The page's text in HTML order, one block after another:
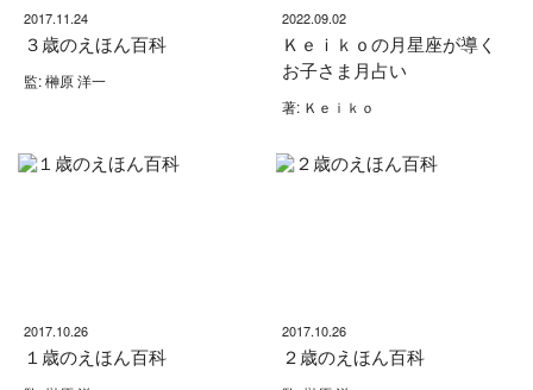
2017.11.24
３歳のえほん百科
監: 榊原 洋一
2022.09.02
Ｋｅｉｋｏの月星座が導く
お子さま月占い
著: Ｋｅｉｋｏ
2017.10.26
１歳のえほん百科
2017.10.26
２歳のえほん百科